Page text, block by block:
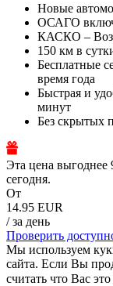
Новые
ОСАГО
КАСКО –
150 км в
Бесплатные
время года
Быстрая и
минут
Без скрытых
Эта цена
сегодня.
От
14.95 EUR
/ за день
Проверить
Мы используем
сайта. Если Вы
считать что Вас это